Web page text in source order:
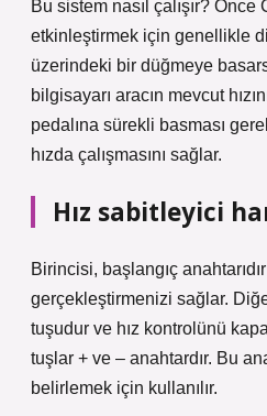
Bu sistem nasıl çalışır? Önce
etkinleştirmek için genellikle
üzerindeki bir düğmeye
bilgisayarı aracın mevcut
pedalına sürekli basması
hızda çalışmasını sağlar.
Hız sabitleyici
Birincisi, başlangıç
gerçekleştirmenizi sağlar.
tuşudur ve hız kontrolünü
tuşlar + ve – anahtardır. Bu
belirlemek için kullanılır.